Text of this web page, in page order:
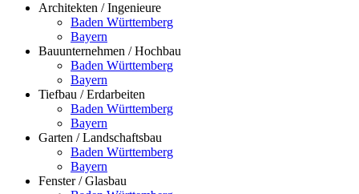
Architekten / Ingenieure
Baden Württemberg
Bayern
Bauunternehmen / Hochbau
Baden Württemberg
Bayern
Tiefbau / Erdarbeiten
Baden Württemberg
Bayern
Garten / Landschaftsbau
Baden Württemberg
Bayern
Fenster / Glasbau